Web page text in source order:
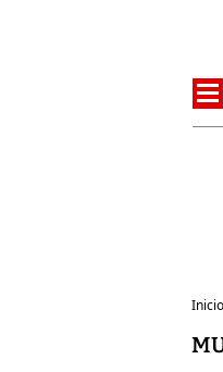
Inicio